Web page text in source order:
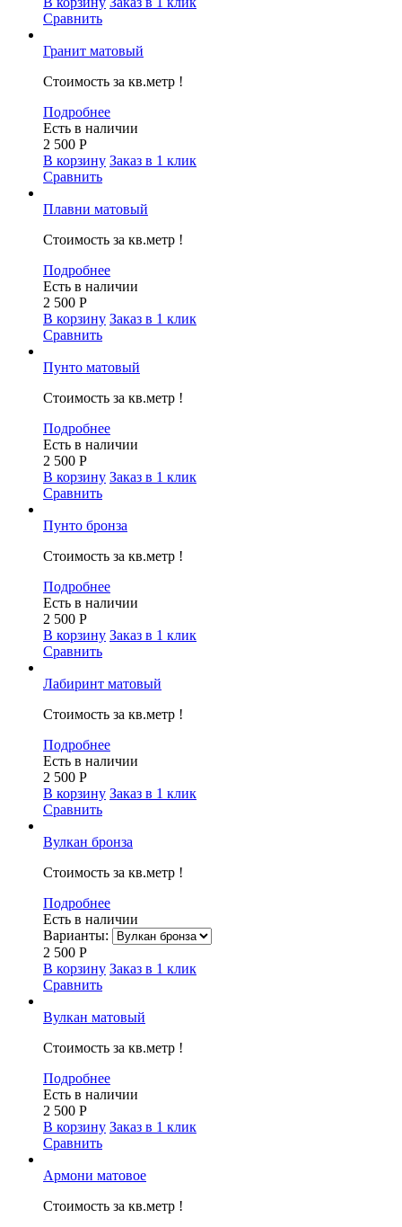
Сравнить
Гранит матовый
Стоимость за кв.метр !
Подробнее
Есть в наличии
2 500 Р
В корзину Заказ в 1 клик
Сравнить
Плавни матовый
Стоимость за кв.метр !
Подробнее
Есть в наличии
2 500 Р
В корзину Заказ в 1 клик
Сравнить
Пунто матовый
Стоимость за кв.метр !
Подробнее
Есть в наличии
2 500 Р
В корзину Заказ в 1 клик
Сравнить
Пунто бронза
Стоимость за кв.метр !
Подробнее
Есть в наличии
2 500 Р
В корзину Заказ в 1 клик
Сравнить
Лабиринт матовый
Стоимость за кв.метр !
Подробнее
Есть в наличии
2 500 Р
В корзину Заказ в 1 клик
Сравнить
Вулкан бронза
Стоимость за кв.метр !
Подробнее
Есть в наличии
Варианты:
2 500 Р
В корзину Заказ в 1 клик
Сравнить
Вулкан матовый
Стоимость за кв.метр !
Подробнее
Есть в наличии
2 500 Р
В корзину Заказ в 1 клик
Сравнить
Армони матовое
Стоимость за кв.метр !